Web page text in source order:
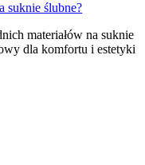
suknie ślubne?
materiałów na suknie
dla komfortu i estetyki